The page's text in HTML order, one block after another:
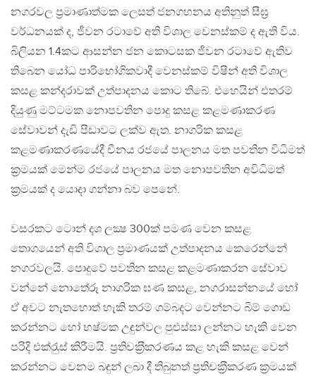
නගරවල ප‍්‍රමාණාත්මක ලෙසත් ජනගහනය අතිනුත් සීඝ‍්‍ර
වර්ධනයක් ද, ජීවන රටාවේ අති විශාල වෙනස්කම් ද ඇති විය.
බිලියන 1.4කට ආසන්න ජන කොටසක ජීවන රටාවේ ඇතිව
තිබෙන යෝධ පාරිභෝගිකවාදී වෙනස්කම් විෂීන් අති විශාල
කසළ කන්දරාවක් උත්පාදනය කොට තිබේ. එහෙයින් එතරම්
දියුණු මට්ටමක නොපවතින පොදු කසළ කළමණාකරණ
සේවාවන් දැඩි පීඩාවට ලක්ව ඇත. නාගරික කසළ
කළමණාකරණයේදී චීනය රජයේ පාලනය මත පවතින විධිමත්
ක‍්‍රමයක් මෙන්ම රජයේ පාලනය මත නොපවතින අවිධිමත්
ක‍්‍රමයක් ද යොදා ගන්නා බව පෙනේ.
වසරකට ටොන් දශ ලක්‍ෂ 300ක් පමණ වෙන කසළ
තොගයෙන් අති විශාල ප‍්‍රමාණයක් උත්පාදනය කෙරෙන්නේ
නගරවලයි. පොදුවේ පවතින කසළ කළමණාකරන සේවාව
වන්නේ නොතේරූ නාගරික ඝණ කසළ, නගරාසන්නයේ හෝ
ඒ අවට නැතහොත් හැකි තරම් ගම්බදට වෙන්නට බිම් ගොඩ
කරන්නට හෝ භෂ්මක උඳුන්වල පුළුස්සා ලන්නට හැකි වෙන
පරිදි එක්රැුස් කිරීමයි. ප‍්‍රතිචක‍්‍රීකරණය කළ හැකි කසළ වෙන්
කරන්නට වෙනම බඳුන් ලබා දී තිබුනත් ප‍්‍රතිචක‍්‍රීකරණ ක‍්‍රමයක්